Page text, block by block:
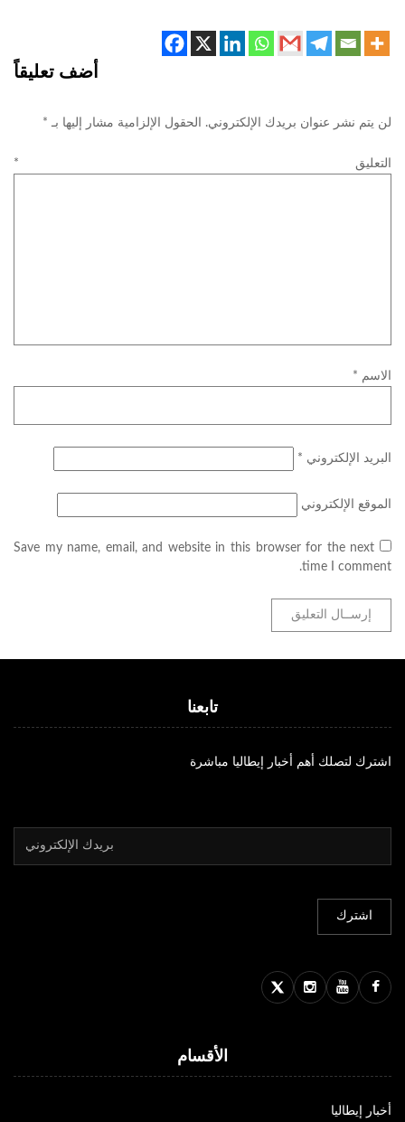
أضف تعليقاً
لن يتم نشر عنوان بريدك الإلكتروني. الحقول الإلزامية مشار إليها بـ *
التعليق *
الاسم *
البريد الإلكتروني *
الموقع الإلكتروني
Save my name, email, and website in this browser for the next
time I comment.
تابعنا
اشترك لتصلك أهم أخبار إيطاليا مباشرة
الأقسام
أخبار إيطاليا